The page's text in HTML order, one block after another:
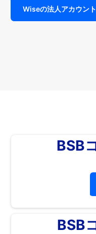
Wiseの法人アカウント
BSB
BSB